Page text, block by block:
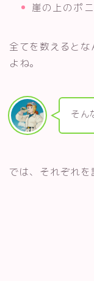
崖の上のポ
全てを数えるとな
よね。
そん
では、それぞれを